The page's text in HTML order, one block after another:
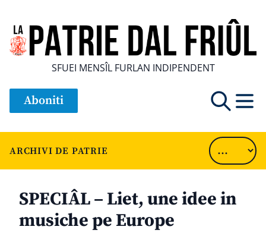
SFUEI MENSÎL FURLAN INDIPENDENT
Aboniti
ARCHIVI DE PATRIE
SPECIÂL – Liet, une idee in
musiche pe Europe